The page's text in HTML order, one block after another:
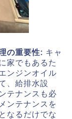
の重要性: キャ
家でもあるた
ンジンオイル
、給排水設
テナンスも必
ンテナンスを
なるだけでな